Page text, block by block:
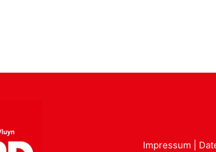
Impressum